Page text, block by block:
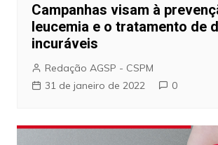
Campanhas visam à
leucemia e o tratamento de
incuráveis
Redação AGSP - CSPM
31 de janeiro de 2022
0